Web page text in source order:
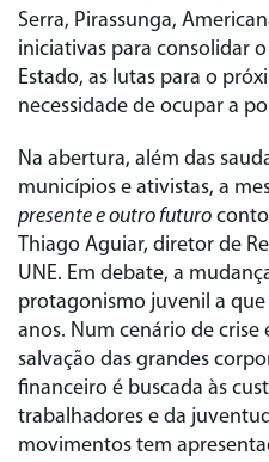
Serra, Pirassunga,
iniciativas para consolidar
Estado, as lutas para o
necessidade de ocupar a
Na abertura, além das
municípios e ativistas, a
presente e outro futuro
Thiago Aguiar, diretor de
UNE. Em debate, a
protagonismo juvenil a
anos. Num cenário de crise
salvação das grandes
financeiro é buscada às
trabalhadores e da
movimentos tem